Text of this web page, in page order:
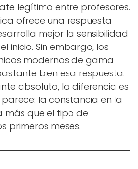
legítimo entre profesores.
ofrece una respuesta
mejor la sensibilidad
inicio. Sin embargo, los
modernos de gama
bien esa respuesta.
absoluto, la diferencia es
la constancia en la
que el tipo de
primeros meses.